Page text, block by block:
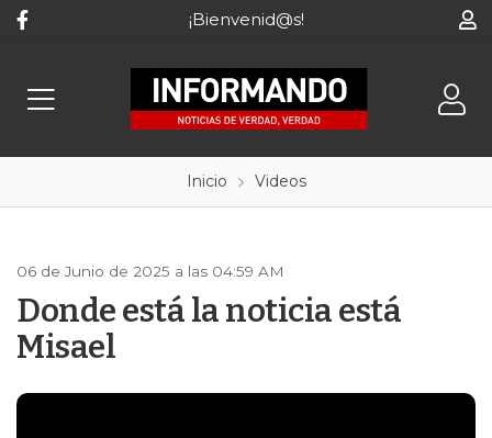
¡Bienvenid@s!
Inicio Videos
06 de Junio de 2025 a las 04:59 AM
Donde está la noticia está
Misael